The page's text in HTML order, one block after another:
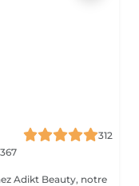
312
Adikt Beauty, notre